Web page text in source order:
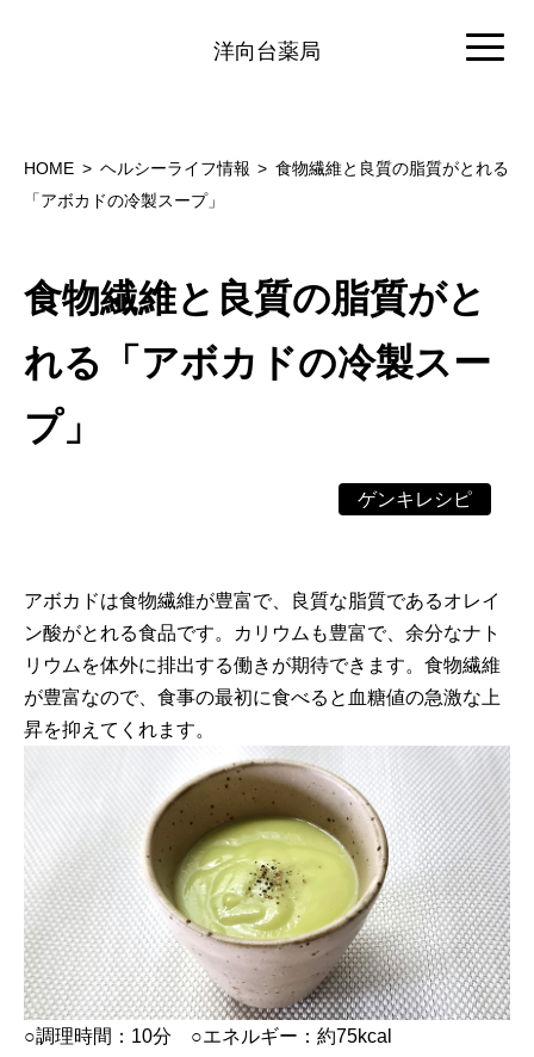
洋向台薬局
HOME ヘルシーライフ情報
食物繊維と良質の脂質がとれる
「アボカドの冷製スープ」
食物繊維と良質の脂質がと
れる「アボカドの冷製スー
プ」
ゲンキレシピ
アボカドは食物繊維が豊富で、良質な脂質であるオレイ
ン酸がとれる食品です。カリウムも豊富で、余分なナト
リウムを体外に排出する働きが期待できます。食物繊維
が豊富なので、食事の最初に食べると血糖値の急激な上
昇を抑えてくれます。
○調理時間：10分 ○エネルギー：約75kcal